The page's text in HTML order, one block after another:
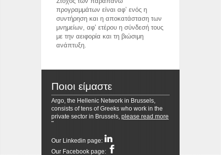
προγραμμάτων είναι αφ’ ενός η
συντήρηση και η αποκατάσταση των
μνημείων, αφ’ ετέρου η σύνδεσή τους
με την αειφορία και τη βιώσιμη
ανάπτυξη.
Ποιοι είμαστε
Argo, the Hellenic Network in Brussels,
consists of tens of Greeks who work in the
private sector in Brussels, please read more
Our Linkedin page:
Our Facebook page: